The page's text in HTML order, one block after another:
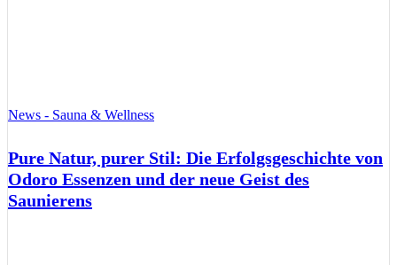
News - Sauna & Wellness
Pure Natur, purer Stil: Die Erfolgsgeschichte von
Odoro Essenzen und der neue Geist des
Saunierens